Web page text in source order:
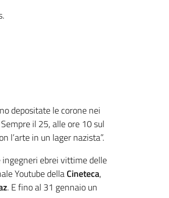
depositate le corone nei
il 25, alle ore 10 sul
l’arte in un lager nazista”.
ebrei vittime delle
Youtube dellaCineteca,
. E fino al 31 gennaio un